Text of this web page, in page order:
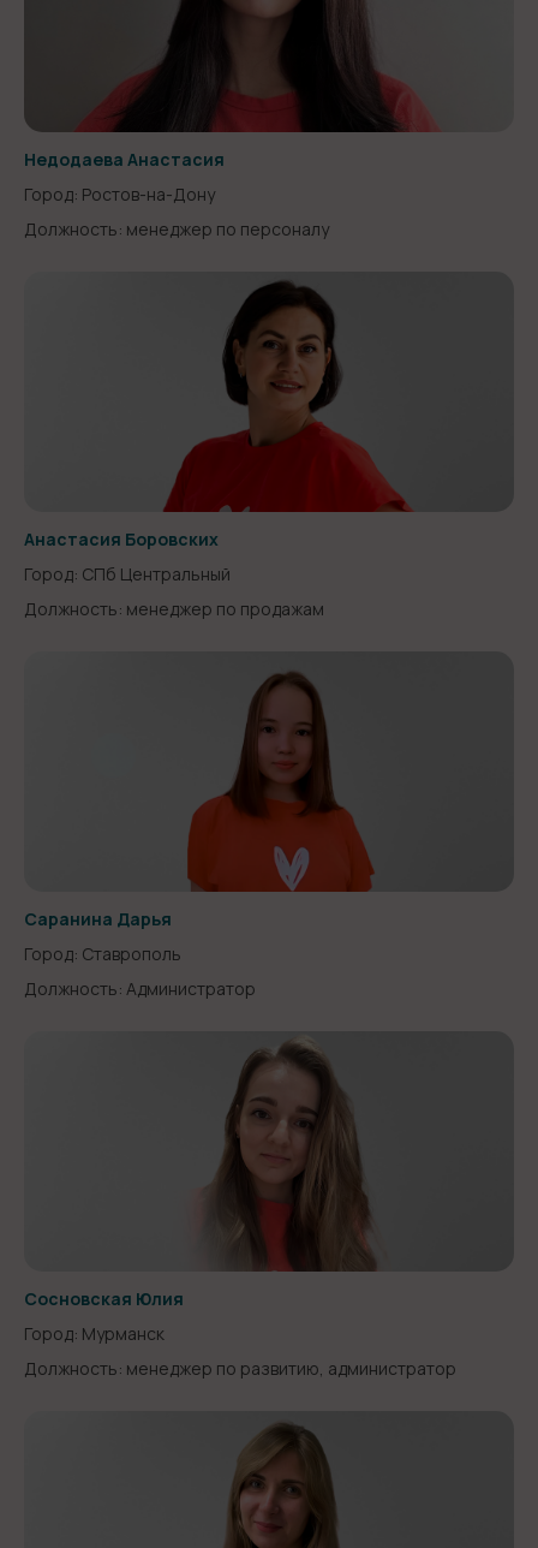
Недодаева Анастасия
Город: Ростов-на-Дону
Должность: менеджер по персоналу
Анастасия Боровских
Город: СПб Центральный
Должность: менеджер по продажам
Саранина Дарья
Город: Ставрополь
Должность: Администратор
Сосновская Юлия
Город: Мурманск
Должность: менеджер по развитию, администратор